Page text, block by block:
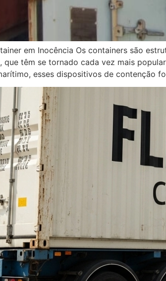
em Inocência Os containers são
que têm se tornado cada vez mais
esses dispositivos de contenção